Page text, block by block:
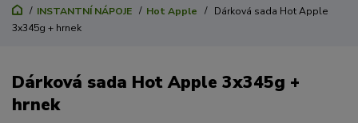
INSTANTNÍ NÁPOJE Hot Apple
Dárková sada Hot Apple
3x345g + hrnek
Dárková sada Hot Apple 3x345g +
hrnek